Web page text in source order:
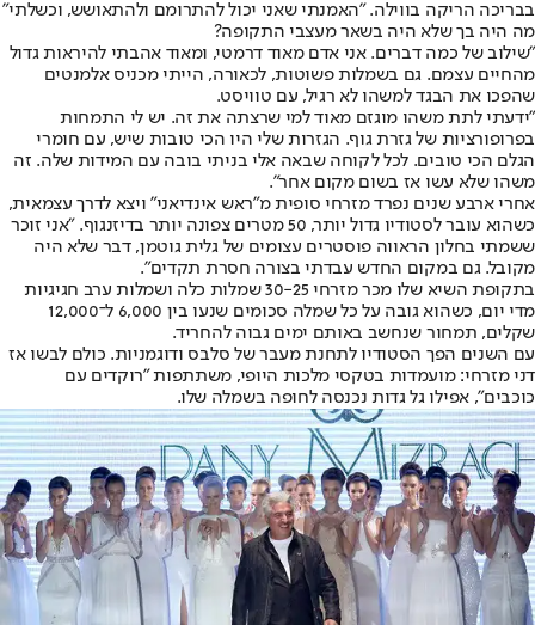
בבריכה הריקה בווילה. "האמנתי שאני יכול להתרומם ולהתאושש, וכשלתי"
מה היה בך שלא היה בשאר מעצבי התקופה?
"שילוב של כמה דברים. אני אדם מאוד דרמטי, ומאוד אהבתי להיראות גדול
מהחיים עצמם. גם בשמלות פשוטות, לכאורה, הייתי מכניס אלמנטים
שהפכו את הבגד למשהו לא רגיל, עם טוויסט.
"ידעתי לתת משהו מוגזם מאוד למי שרצתה את זה. יש לי התמחות
בפרופורציות של גזרת גוף. הגזרות שלי היו הכי טובות שיש, עם חומרי
הגלם הכי טובים. לכל לקוחה שבאה אלי בניתי בובה עם המידות שלה. זה
משהו שלא עשו אז בשום מקום אחר".
אחרי ארבע שנים נפרד מזרחי סופית מ"ראש אינדיאני" ויצא לדרך עצמאית,
כשהוא עובר לסטודיו גדול יותר, 50 מטרים צפונה יותר בדיזנגוף. "אני זוכר
ששמתי בחלון הראווה פוסטרים עצומים של גלית גוטמן, דבר שלא היה
מקובל. גם במקום החדש עבדתי בצורה חסרת תקדים".
בתקופת השיא שלו מכר מזרחי 30-25 שמלות כלה ושמלות ערב חגיגיות
מדי יום, כשהוא גובה על כל שמלה סכומים שנעו בין 6,000 ל־12,000
שקלים, תמחור שנחשב באותם ימים גבוה להחריד.
עם השנים הפך הסטודיו לתחנת מעבר של סלבס ודוגמניות. כולם לבשו אז
דני מזרחי: מועמדות בטקסי מלכות היופי, משתתפות "רוקדים עם
כוכבים", אפילו גל גדות נכנסה לחופה בשמלה שלו.